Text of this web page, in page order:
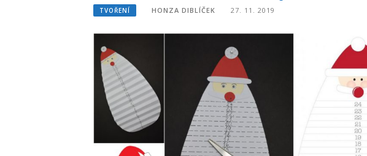
TVOŘENÍ HONZA DIBLÍČEK 27. 11. 2019